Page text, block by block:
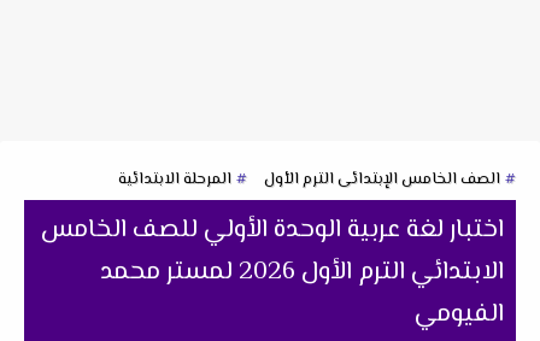
الصف الخامس الإبتدائى الترم الأول المرحلة الابتدائية
اختبار لغة عربية الوحدة الأولي للصف الخامس
الابتدائي الترم الأول 2026 لمستر محمد
الفيومي